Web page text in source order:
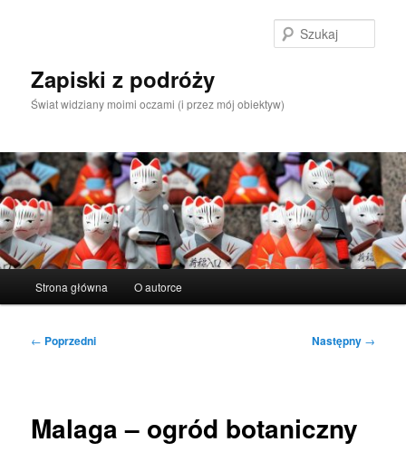
Zapiski z podróży
Świat widziany moimi oczami (i przez mój obiektyw)
Strona główna O autorce
Nawigacja
← Poprzedni Następny →
Malaga – ogród botaniczny